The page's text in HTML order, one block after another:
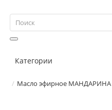
Категории
Масло эфирное МАНДАРИНА